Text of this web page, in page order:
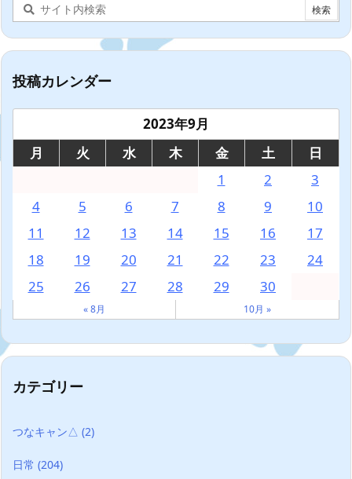
投稿カレンダー
2023年9月
月
火 水 木 金 土
日
1
2
3
4
5 6 7 8 9
10
11
12 13 14 15 16
17
18
19 20 21 22 23
24
25
26 27 28 29 30
« 8月 10月 »
カテゴリー
つなキャン△ (2)
日常 (204)